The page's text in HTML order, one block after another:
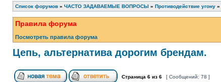
Список форумов » ЧАСТО ЗАДАВАЕМЫЕ ВОПРОСЫ » Противодействие угону »
Правила форума
Посмотреть правила форума
Цепь, альтернатива дорогим брендам.
Страница 6 из 6 [ Сообщений: 78 ]